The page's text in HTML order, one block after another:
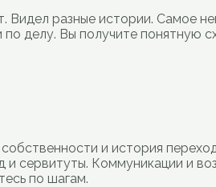
разные истории. Самое
по делу. Вы получите понятную
и история
сервитуты. Коммуникации и
по шагам.